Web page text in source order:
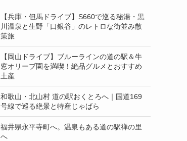
【兵庫・但馬ドライブ】S660で巡る秘湯・黒
川温泉と生野「口銀谷」のレトロな街並み散
策旅
【岡山ドライブ】ブルーラインの道の駅＆牛
窓オリーブ園を満喫！絶品グルメとおすすめ
土産
和歌山・北山村 道の駅おくとろへ｜国道169
号線で巡る絶景と特産じゃばら
福井県永平寺町へ。温泉もある道の駅禅の里
へ